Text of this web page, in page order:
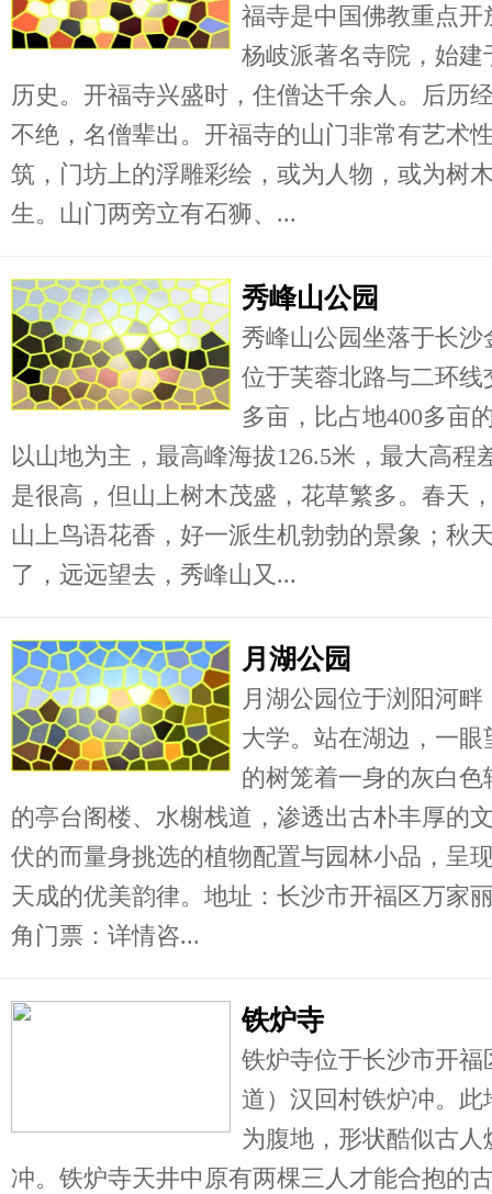
福寺是中国佛教重点
杨岐派著名寺院，始
历史。开福寺兴盛时，住僧达千余人。后历
不绝，名僧辈出。开福寺的山门非常有艺术
筑，门坊上的浮雕彩绘，或为人物，或为树
生。山门两旁立有石狮、...
秀峰山公园
秀峰山公园坐落于长
位于芙蓉北路与二环线
多亩，比占地400多亩
以山地为主，最高峰海拔126.5米，最大高程
是很高，但山上树木茂盛，花草繁多。春天
山上鸟语花香，好一派生机勃勃的景象；秋
了，远远望去，秀峰山又...
月湖公园
月湖公园位于浏阳河
大学。站在湖边，一
的树笼着一身的灰白
的亭台阁楼、水榭栈道，渗透出古朴丰厚的
伏的而量身挑选的植物配置与园林小品，呈
天成的优美韵律。地址：长沙市开福区万家
角门票：详情咨...
铁炉寺
铁炉寺位于长沙市开
道）汉回村铁炉冲。
为腹地，形状酷似古
冲。铁炉寺天井中原有两棵三人才能合抱的